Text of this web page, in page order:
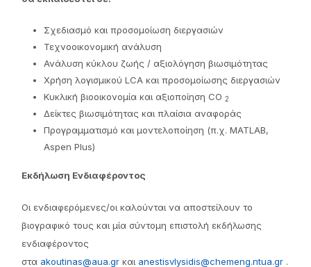
Σχεδιασμό και προσομοίωση διεργασιών
Τεχνοοικονομική ανάλυση
Ανάλυση κύκλου ζωής / αξιολόγηση βιωσιμότητας
Χρήση λογισμικού LCA και προσομοίωσης διεργασιών
Κυκλική βιοοικονομία και αξιοποίηση CO 2
Δείκτες βιωσιμότητας και πλαίσια αναφοράς
Προγραμματισμό και μοντελοποίηση (π.χ. MATLAB,
Aspen Plus)
Εκδήλωση Ενδιαφέροντος
Οι ενδιαφερόμενες/οι καλούνται να αποστείλουν το
βιογραφικό τους και μία σύντομη επιστολή εκδήλωσης
ενδιαφέροντος
στα akoutinas@aua.grκαι anestisvlysidis@chemeng.ntua.gr .